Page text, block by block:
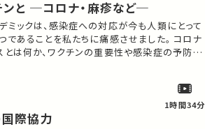
ンと ─コロナ・麻疹など─
ミックは、感染症への対応が今も人類にとって
であることを私たちに痛感させました。 コロナ
とは何か、ワクチンの重要性や感染症の予防・
。 ★高校生と大学生のための
講演があればSNSなどでシェア…
1時間34分
国際協力